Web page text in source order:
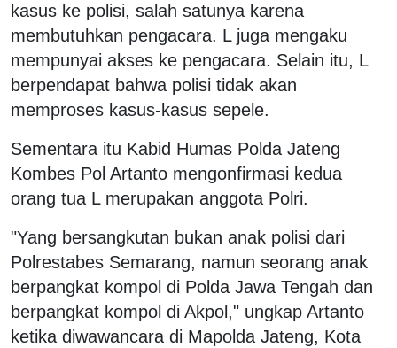
kasus ke polisi, salah satunya karena
membutuhkan pengacara. L juga mengaku
mempunyai akses ke pengacara. Selain itu, L
berpendapat bahwa polisi tidak akan
memproses kasus-kasus sepele.
Sementara itu Kabid Humas Polda Jateng
Kombes Pol Artanto mengonfirmasi kedua
orang tua L merupakan anggota Polri.
"Yang bersangkutan bukan anak polisi dari
Polrestabes Semarang, namun seorang anak
berpangkat kompol di Polda Jawa Tengah dan
berpangkat kompol di Akpol," ungkap Artanto
ketika diwawancara di Mapolda Jateng, Kota